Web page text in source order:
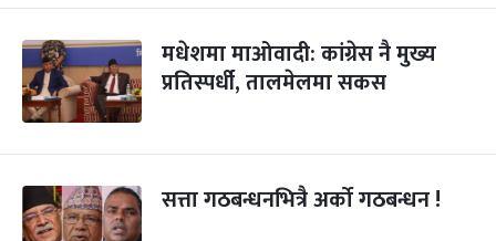
मधेशमा माओवादी: कांग्रेस नै मुख्य
प्रतिस्पर्धी, तालमेलमा सकस
सत्ता गठबन्धनभित्रै अर्को गठबन्धन !